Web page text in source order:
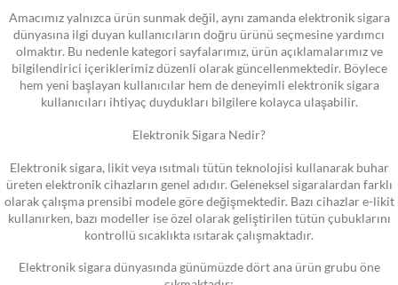
Amacımız yalnızca ürün sunmak değil, aynı zamanda elektronik sigara
dünyasına ilgi duyan kullanıcıların doğru ürünü seçmesine yardımcı
olmaktır. Bu nedenle kategori sayfalarımız, ürün açıklamalarımız ve
bilgilendirici içeriklerimiz düzenli olarak güncellenmektedir. Böylece
hem yeni başlayan kullanıcılar hem de deneyimli elektronik sigara
kullanıcıları ihtiyaç duydukları bilgilere kolayca ulaşabilir.
Elektronik Sigara Nedir?
Elektronik sigara, likit veya ısıtmalı tütün teknolojisi kullanarak buhar
üreten elektronik cihazların genel adıdır. Geleneksel sigaralardan farklı
olarak çalışma prensibi modele göre değişmektedir. Bazı cihazlar e-likit
kullanırken, bazı modeller ise özel olarak geliştirilen tütün çubuklarını
kontrollü sıcaklıkta ısıtarak çalışmaktadır.
Elektronik sigara dünyasında günümüzde dört ana ürün grubu öne